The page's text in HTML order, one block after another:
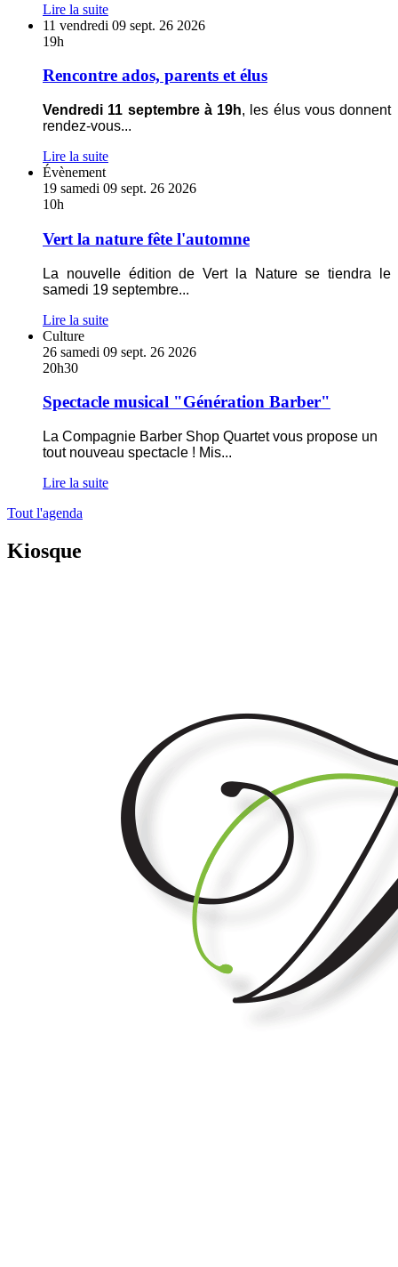
Lire la suite
En
savoir
sur
ados,
parents
élus
11 vendredi 09 sept. 26 2026
19h
Rencontre ados, parents et élus
Vendredi 11 septembre à 19h, les élus vous donnent
rendez-vous...
Lire la suite
En
savoir
plus
Vert
la
nature
fête
l'automne
Évènement
19 samedi 09 sept. 26 2026
10h
Vert la nature fête l'automne
La nouvelle édition de Vert la Nature se tiendra le
samedi 19 septembre...
Lire la suite
En
savoir
plus
Spectacle
musical
"Génération
Barber"
Culture
26 samedi 09 sept. 26 2026
20h30
Spectacle musical "Génération Barber"
La Compagnie Barber Shop Quartet vous propose un
tout nouveau spectacle ! Mis...
Lire la suite
Tout l'agenda
Kiosque